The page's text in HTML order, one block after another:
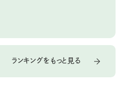
ランキングをもっと見る